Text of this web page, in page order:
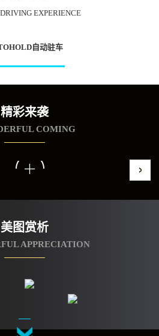
EXPERIENCE
自动驻车
精彩来袭
COMING
美图赏析
APPRECIATION